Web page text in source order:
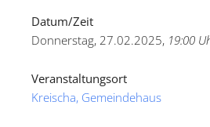
Datum/Zeit
Donnerstag, 27.02.2025, 19:00
Veranstaltungsort
Kreischa, Gemeindehaus